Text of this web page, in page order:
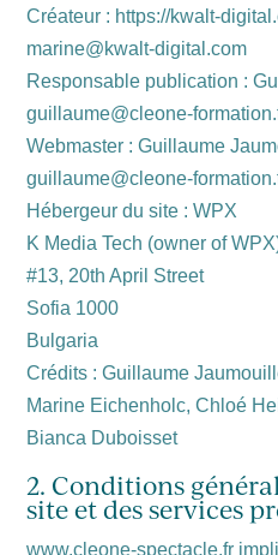
Créateur : https://kwalt-
marine@kwalt-digital.com
Responsable publication :
guillaume@cleone-
Webmaster : Guillaume
guillaume@cleone-
Hébergeur du site : WPX
K Media Tech (owner of
#13, 20th April Street
Sofia 1000
Bulgaria
Crédits : Guillaume
Marine Eichenholc, Chloé
Bianca Duboisset
2. Conditions
site et des services
www.cleone-spectacle.fr